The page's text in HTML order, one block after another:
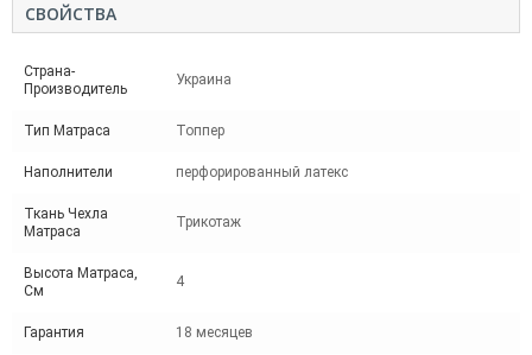
СВОЙСТВА
Страна-
Производитель
Украина
Тип Матраса Топпер
Наполнители перфорированный латекс
Ткань Чехла
Матраса
Трикотаж
Высота Матраса,
См
4
Гарантия 18 месяцев